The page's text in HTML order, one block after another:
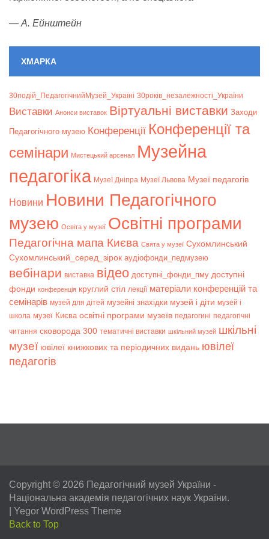
— А. Ейнштейн
ХМАРКА
30подій_ПедагогічнийМузей_Україні 30років_незалежності_України
Bиставки Анонси виставок Віртуальні виставки Заходи
Педагогічного музею Конференції Конференції та
семінари Мистецький арсенал Музейна
педагогіка Музеї Дніпра Музеї Львова Музеї педагогів
Новини Новини Педагогічного
музею Освіта у музеї Освітні програми
Педагогічна мапа Києва Свята у музеї Сухомлинський
Сухомлинський_серед_зірок аудіофонди_педмузею
вебінари виставка відео доступні_фонди_пму доступні
фонди конференція круглий стіл лекції матеріали конференцій та
семінарів музей для дітей музейні знахідки музей і діти музей і
школа музеї Києва освітні програми музеїв педагогині педагогічні
читання сковорода 300 тематичні виставки шкільний музей шкільні
музеї ювілеї книжкових та періодичних видань ювілеї
педагогів
Copyright © 2026 Педагогічний музей України -
Національна академія педагогічних наук України.
Yegor WordPress Theme
Back to Top